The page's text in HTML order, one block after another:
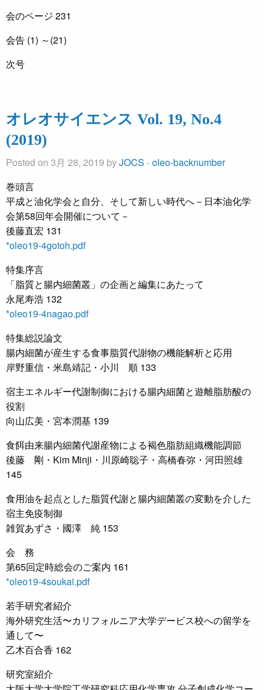
会のページ 231
会告 (1) ～(21)
次号
オレオサイエンス Vol. 19, No.4
(2019)
Posted on 3月 28, 2019 byJOCS -oleo-backnumber
巻頭言
平成と油化学会と自分、そして新しい時代へ－日本油化学
会第58回年会開催について－
後藤直宏 131
*oleo19-4gotoh.pdf
特集序言
「脂質と腸内細菌叢」の企画と編集にあたって
永尾寿浩 132
*oleo19-4nagao.pdf
特集総説論文
腸内細菌が産生する食事脂質代謝物の機能解析と応用
岸野重信・米島靖記・小川 順 133
宿主エネルギー代謝制御における腸内細菌と遊離脂肪酸の
役割
向山広美・宮本潤基 139
食餌由来腸内細菌代謝産物による褐色脂肪組織機能調節
後藤 剛・Kim Minji・川原崎聡子・高橋春弥・河田照雄
145
食用油を起点とした脂質代謝と腸内細菌叢の変動を介した
宿主免疫制御
雑賀あずさ・國澤 純 153
会 務
第65回定時総会のご案内 161
*oleo19-4soukai.pdf
若手研究者紹介
海外研究生活〜カリフォルニア大学デービス校への留学を
通して〜
乙木百合香 162
研究室紹介